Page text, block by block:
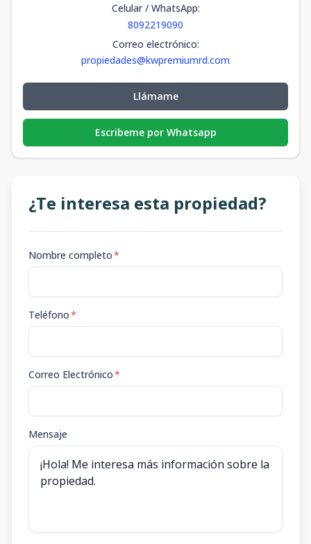
Celular / WhatsApp:
8092219090
Correo electrónico:
propiedades@kwpremiumrd.com
Llámame
Escribeme por Whatsapp
¿Te interesa esta propiedad?
Nombre completo*
Teléfono*
Correo Electrónico*
Mensaje